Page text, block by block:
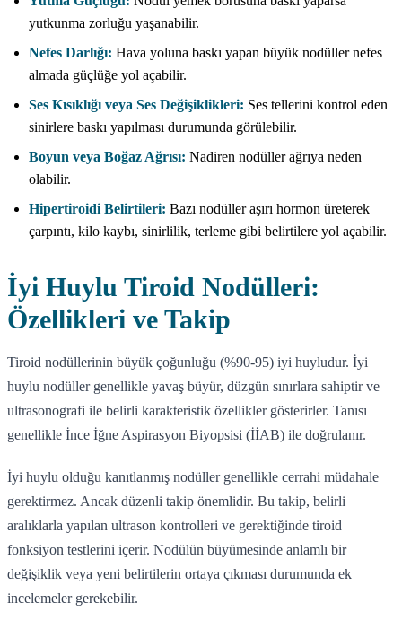
yutkunma zorluğu yaşanabilir.
Nefes Darlığı: Hava yoluna baskı yapan büyük nodüller nefes
almada güçlüğe yol açabilir.
Ses Kısıklığı veya Ses Değişiklikleri: Ses tellerini kontrol eden
sinirlere baskı yapılması durumunda görülebilir.
Boyun veya Boğaz Ağrısı: Nadiren nodüller ağrıya neden
olabilir.
Hipertiroidi Belirtileri: Bazı nodüller aşırı hormon üreterek
çarpıntı, kilo kaybı, sinirlilik, terleme gibi belirtilere yol açabilir.
İyi Huylu Tiroid Nodülleri:
Özellikleri ve Takip
Tiroid nodüllerinin büyük çoğunluğu (%90-95) iyi huyludur. İyi
huylu nodüller genellikle yavaş büyür, düzgün sınırlara sahiptir ve
ultrasonografi ile belirli karakteristik özellikler gösterirler. Tanısı
genellikle İnce İğne Aspirasyon Biyopsisi (İİAB) ile doğrulanır.
İyi huylu olduğu kanıtlanmış nodüller genellikle cerrahi müdahale
gerektirmez. Ancak düzenli takip önemlidir. Bu takip, belirli
aralıklarla yapılan ultrason kontrolleri ve gerektiğinde tiroid
fonksiyon testlerini içerir. Nodülün büyümesinde anlamlı bir
değişiklik veya yeni belirtilerin ortaya çıkması durumunda ek
incelemeler gerekebilir.